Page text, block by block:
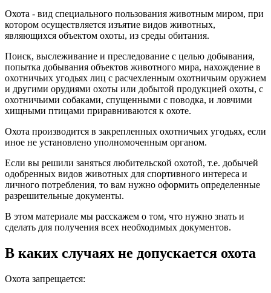
Охота - вид специального пользования животным миром, при
котором осуществляется изъятие видов животных,
являющихся объектом охоты, из среды обитания.
Поиск, выслеживание и преследование с целью добывания,
попытка добывания объектов животного мира, нахождение в
охотничьих угодьях лиц с расчехленным охотничьим оружием
и другими орудиями охоты или добытой продукцией охоты, с
охотничьими собаками, спущенными с поводка, и ловчими
хищными птицами приравниваются к охоте.
Охота производится в закрепленных охотничьих угодьях, если
иное не установлено уполномоченным органом.
Если вы решили заняться любительской охотой, т.е. добычей
одобренных видов животных для спортивного интереса и
личного потребления, то вам нужно оформить определенные
разрешительные документы.
В этом материале мы расскажем о том, что нужно знать и
сделать для получения всех необходимых документов.
В каких случаях не допускается охота
Охота запрещается: